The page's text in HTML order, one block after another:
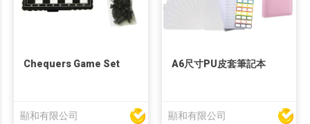
Chequers Game Set
顯和有限公司
A6尺寸PU皮套筆記本
顯和有限公司